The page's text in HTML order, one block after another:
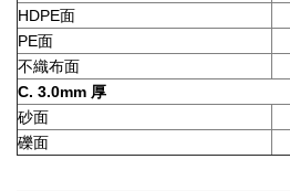
HDPE面
PE面
不織布面
C. 3.0mm 厚
砂面
礫面